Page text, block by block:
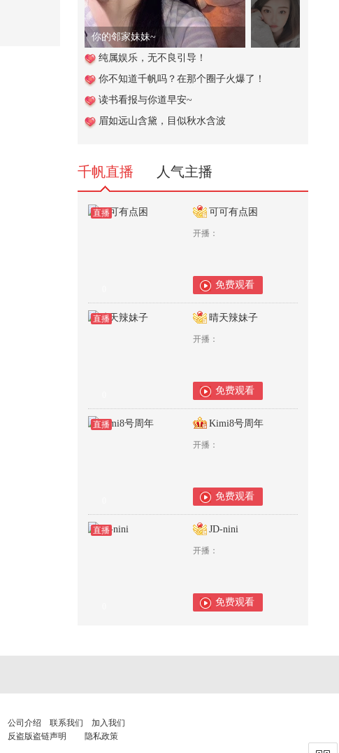
压高哪个危害更大？@张朝阳 @健
康...
7,896
切掉了手指头
9,379
19旁人嫉妒生计暗中散播流言举报
《重生之退婚养家》
你的邻家妹妹~
纯属娱乐，无不良引导！
你不知道千帆吗？在那个圈子火爆了！
读书看报与你道早安~
眉如远山含黛，目似秋水含波
千帆直播 人气主播
直播 可可有点困
开播：
免费观看
直播 晴天辣妹子
开播：
免费观看
直播 Kimi8号周年
开播：
免费观看
直播 JD-nini
开播：
免费观看
公司介绍 联系我们
加入我们
反盗版盗链声明
隐私政策